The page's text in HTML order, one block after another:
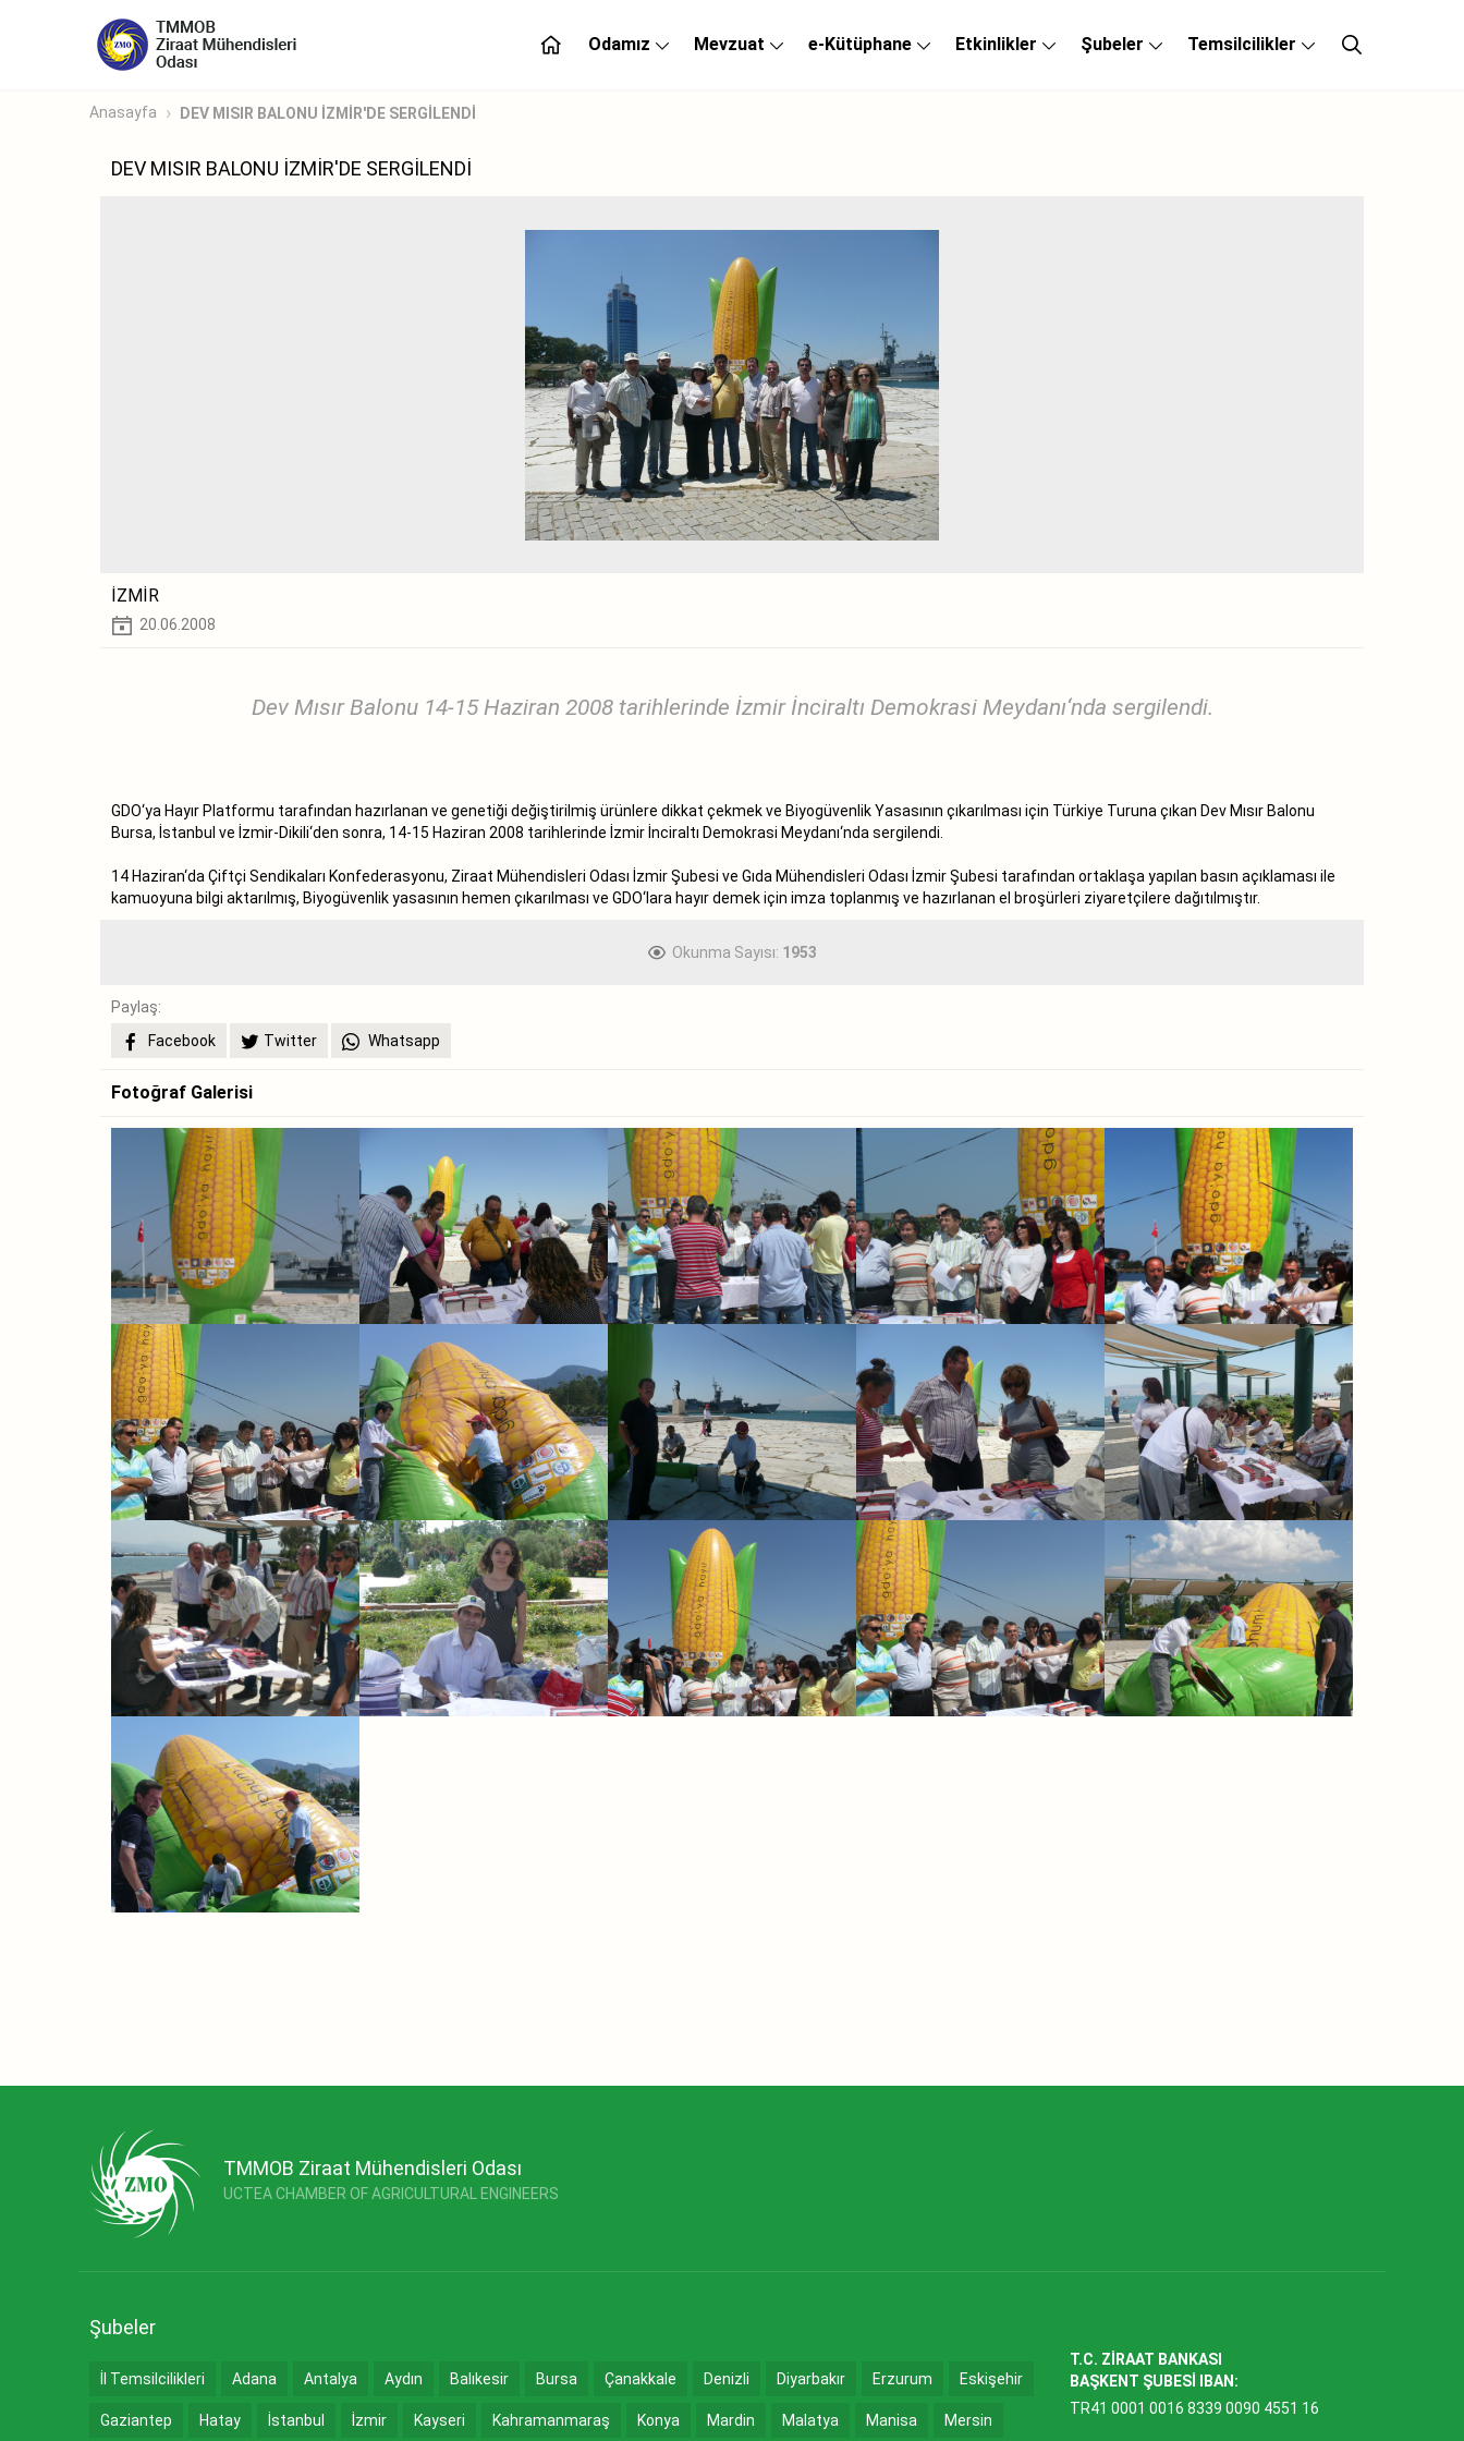
Odamız Mevzuat e-Kütüphane Etkinlikler Şubeler Temsilcilikler
Anasayfa DEV MISIR BALONU İZMİR'DE SERGİLENDİ
DEV MISIR BALONU İZMİR'DE SERGİLENDİ
İZMİR
20.06.2008
Dev Mısır Balonu 14-15 Haziran 2008 tarihlerinde İzmir İnciraltı Demokrasi Meydanı‘nda sergilendi.
GDO‘ya Hayır Platformu tarafından hazırlanan ve genetiği değiştirilmiş ürünlere dikkat çekmek ve Biyogüvenlik Yasasının çıkarılması için Türkiye Turuna çıkan Dev Mısır Balonu
Bursa, İstanbul ve İzmir-Dikili‘den sonra, 14-15 Haziran 2008 tarihlerinde İzmir İnciraltı Demokrasi Meydanı‘nda sergilendi.
14 Haziran‘da Çiftçi Sendikaları Konfederasyonu, Ziraat Mühendisleri Odası İzmir Şubesi ve Gıda Mühendisleri Odası İzmir Şubesi tarafından ortaklaşa yapılan basın açıklaması ile
kamuoyuna bilgi aktarılmış, Biyogüvenlik yasasının hemen çıkarılması ve GDO‘lara hayır demek için imza toplanmış ve hazırlanan el broşürleri ziyaretçilere dağıtılmıştır.
Okunma Sayısı: 1953
Paylaş:
Facebook
Twitter Whatsapp
Fotoğraf Galerisi
TMMOB Ziraat Mühendisleri Odası
UCTEA CHAMBER OF AGRICULTURAL ENGINEERS
Şubeler
İl Temsilcilikleri Adana Antalya Aydın Balıkesir Bursa Çanakkale Denizli Diyarbakır Erzurum Eskişehir
Gaziantep Hatay İstanbul İzmir Kayseri Kahramanmaraş Konya Mardin Malatya Manisa Mersin
T.C. ZİRAAT BANKASI
BAŞKENT ŞUBESİ IBAN:
TR41 0001 0016 8339 0090 4551 16